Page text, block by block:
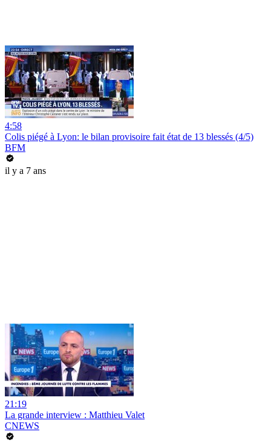
4:58
Colis piégé à Lyon: le bilan provisoire fait état de 13 blessés (4/5)
BFM
il y a 7 ans
21:19
La grande interview : Matthieu Valet
CNEWS